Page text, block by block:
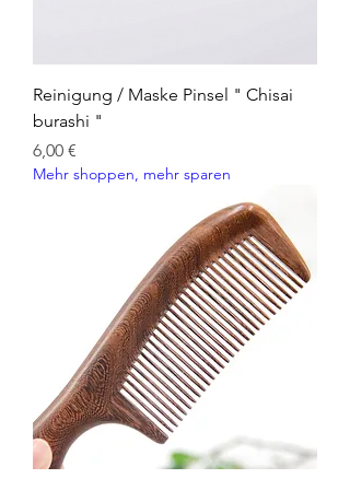
Reinigung / Maske Pinsel " Chisai
burashi "
Preis
6,00 €
Mehr shoppen, mehr sparen